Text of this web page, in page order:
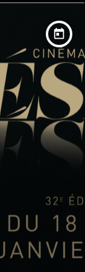
today